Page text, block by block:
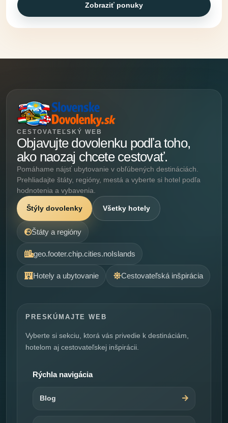
Zobraziť ponuky
CESTOVATEĽSKÝ WEB
Objavujte dovolenku podľa toho,
ako naozaj chcete cestovať.
Pomáhame nájsť ubytovanie v obľúbených destináciách.
Prehliadajte štáty, regióny, mestá a vyberte si hotel podľa
hodnotenia a vybavenia.
Štýly dovolenky Všetky hotely
Štáty a regióny
geo.footer.chip.cities.noIslands
Hotely a ubytovanie Cestovateľská inšpirácia
PRESKÚMAJTE WEB
Vyberte si sekciu, ktorá vás privedie k destináciám,
hotelom aj cestovateľskej inšpirácii.
Rýchla navigácia
Blog